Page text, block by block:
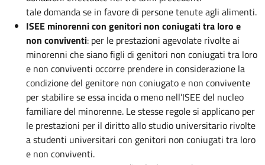
tale domanda se in favore di persone tenute agli alimenti.
ISEE minorenni con genitori non coniugati tra loro e
non conviventi: per le prestazioni agevolate rivolte ai
minorenni che siano figli di genitori non coniugati tra loro
e non conviventi occorre prendere in considerazione la
condizione del genitore non coniugato e non convivente
per stabilire se essa incida o meno nell’ISEE del nucleo
familiare del minorenne. Le stesse regole si applicano per
le prestazioni per il diritto allo studio universitario rivolte
a studenti universitari con genitori non coniugati tra loro
e non conviventi.